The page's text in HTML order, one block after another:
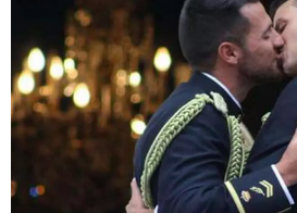
GUIDE
FORUM